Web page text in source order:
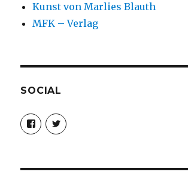
Kunst von Marlies Blauth
MFK – Verlag
SOCIAL
Profil
von
christoph.fleischer1
anzeigen
Profil
von
anzeigen